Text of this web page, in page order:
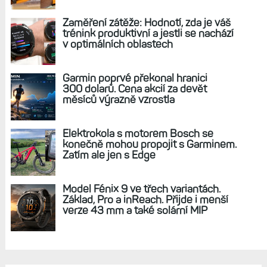
REKLAMA
AKTUÁLNĚ NA BLOGU
jedním slovem parádní, těžko něco
vytknout. Ale ta nositelnost
trénink produktivní a jestli se nachází
v optimálních oblastech